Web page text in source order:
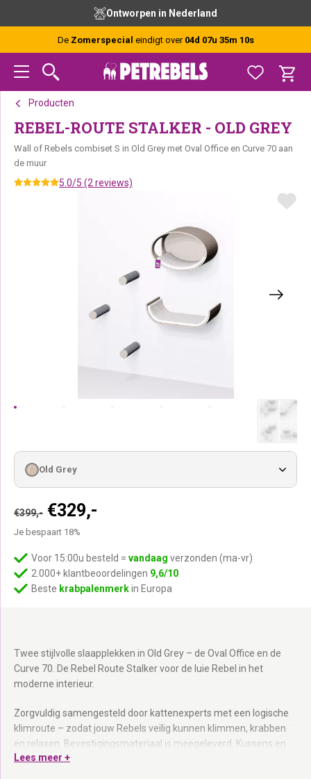
hoofdnavigatie
hoofd
inhoud
voettekst
Ontworpen in Nederland
De Zomerspecial eindigt over 04d 07u 35m 10s
Producten
REBEL-ROUTE STALKER - OLD GREY
Wall of Rebels combiset S in Old Grey met Oval Office en Curve 70 aan
de muur
5.0/5 (2 reviews)
Twee stijlvolle slaapplekken in Old Grey – de Oval Office en de
Curve 70. De Rebel Route Stalker voor de luie Rebel in het
moderne interieur.
Zorgvuldig samengesteld door kattenexperts met een logische
klimroute – zodat jouw Rebels veilig kunnen klimmen, krabben
en relaxen. Bevestigingsmateriaal is meegeleverd. Kussens en
hangmatten zijn uitwasbaar dankzij de verborgen rits. Op
Lees meer +
€399,- Oorspronkelijke
prijs
€399,-.
€329,-
€329,-.
Je bespaart 18%
Old Grey
Voor 15:00u besteld = vandaag verzonden (ma-vr)
2.000+ klantbeoordelingen 9,6/10
Beste krabpalenmerkin Europa